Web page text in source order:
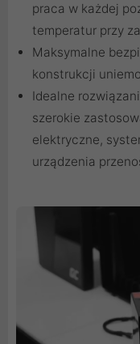
praca w każdej
temperatur przy
Maksymalne
konstrukcji
Idealne
szerokie
elektryczne,
urządzenia